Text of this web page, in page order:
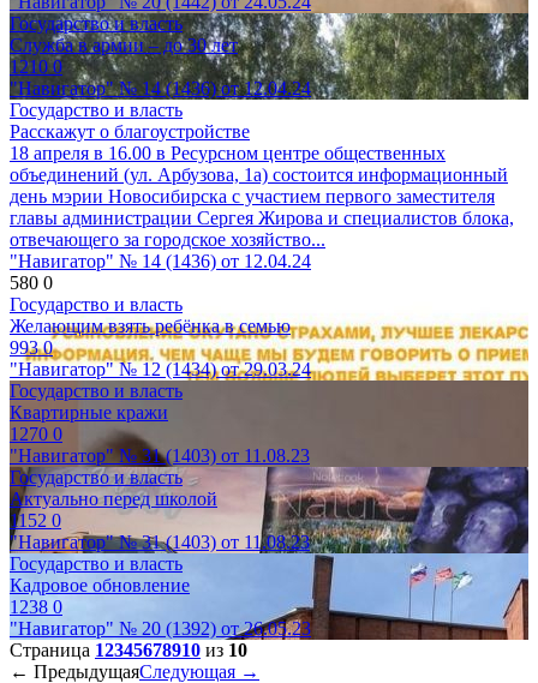
Государство и власть
Служба в армии – до 30 лет
1210 0
"Навигатор" № 14 (1436) от 12.04.24
Государство и власть
Расскажут о благоустройстве
18 апреля в 16.00 в Ресурсном центре общественных
объединений (ул. Арбузова, 1а) состоится информационный
день мэрии Новосибирска с участием первого заместителя
главы администрации Сергея Жирова и специалистов блока,
отвечающего за городское хозяйство...
"Навигатор" № 14 (1436) от 12.04.24
580 0
Государство и власть
Желающим взять ребёнка в семью
9930
"Навигатор" № 12 (1434) от 29.03.24
Государство и власть
Квартирные кражи
1270 0
"Навигатор" № 31 (1403) от 11.08.23
Государство и власть
Актуально перед школой
1152 0
"Навигатор" № 31 (1403) от 11.08.23
Государство и власть
Кадровое обновление
1238 0
"Навигатор" № 20 (1392) от 26.05.23
Страница 12345678910 из 10
← ПредыдущаяСледующая →